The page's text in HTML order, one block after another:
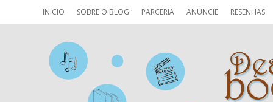
INICIO SOBRE O BLOG PARCERIA ANUNCIE RESENHAS